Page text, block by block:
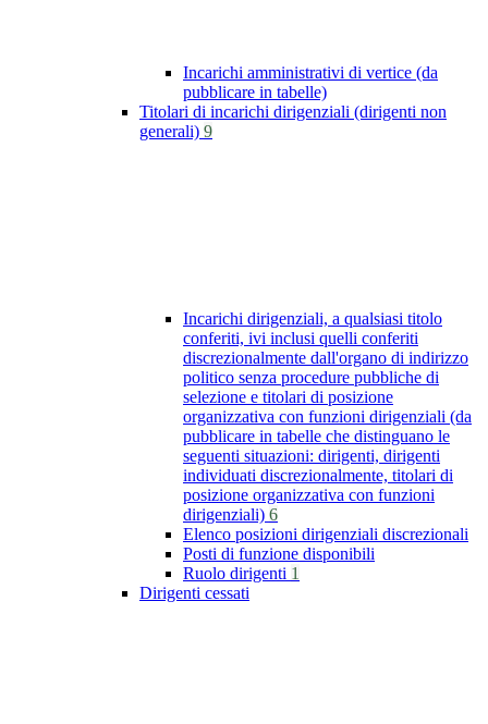
Incarichi amministrativi di vertice (da
pubblicare in tabelle)
Titolari di incarichi dirigenziali (dirigenti non
generali) 9
Incarichi dirigenziali, a qualsiasi titolo
conferiti, ivi inclusi quelli conferiti
discrezionalmente dall'organo di indirizzo
politico senza procedure pubbliche di
selezione e titolari di posizione
organizzativa con funzioni dirigenziali (da
pubblicare in tabelle che distinguano le
seguenti situazioni: dirigenti, dirigenti
individuati discrezionalmente, titolari di
posizione organizzativa con funzioni
dirigenziali) 6
Elenco posizioni dirigenziali discrezionali
Posti di funzione disponibili
Ruolo dirigenti 1
Dirigenti cessati